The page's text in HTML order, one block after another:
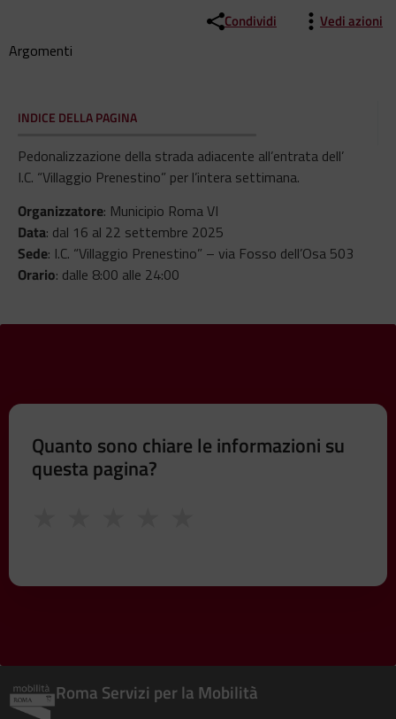
Condividi Vedi azioni
Argomenti
INDICE DELLA PAGINA
Pedonalizzazione della strada adiacente all’entrata dell’
I.C. “Villaggio Prenestino” per l’intera settimana.
Organizzatore: Municipio Roma VI
Data: dal 16 al 22 settembre 2025
Sede: I.C. “Villaggio Prenestino” – via Fosso dell’Osa 503
Orario: dalle 8:00 alle 24:00
Quanto sono chiare le informazioni su
questa pagina?
Roma Servizi per la Mobilità